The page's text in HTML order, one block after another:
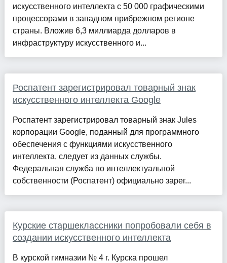
искусственного интеллекта с 50 000 графическими
процессорами в западном прибрежном регионе
страны. Вложив 6,3 миллиарда долларов в
инфраструктуру искусственного и...
Роспатент зарегистрировал товарный знак
искусственного интеллекта Google
Роспатент зарегистрировал товарный знак Jules
корпорации Google, поданный для программного
обеспечения с функциями искусственного
интеллекта, следует из данных службы.
Федеральная служба по интеллектуальной
собственности (Роспатент) официально зарег...
Курские старшеклассники попробовали себя в
создании искусственного интеллекта
В курской гимназии № 4 г. Курска прошел